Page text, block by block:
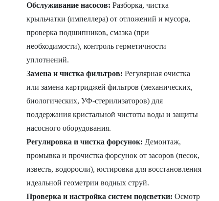
Обслуживание насосов: Разборка, чистка
крыльчатки (импеллера) от отложений и мусора,
проверка подшипников, смазка (при
необходимости), контроль герметичности
уплотнений.
Замена и чистка фильтров: Регулярная очистка
или замена картриджей фильтров (механических,
биологических, УФ-стерилизаторов) для
поддержания кристальной чистоты воды и защиты
насосного оборудования.
Регулировка и чистка форсунок: Демонтаж,
промывка и прочистка форсунок от засоров (песок,
известь, водоросли), юстировка для восстановления
идеальной геометрии водных струй.
Проверка и настройка систем подсветки: Осмотр